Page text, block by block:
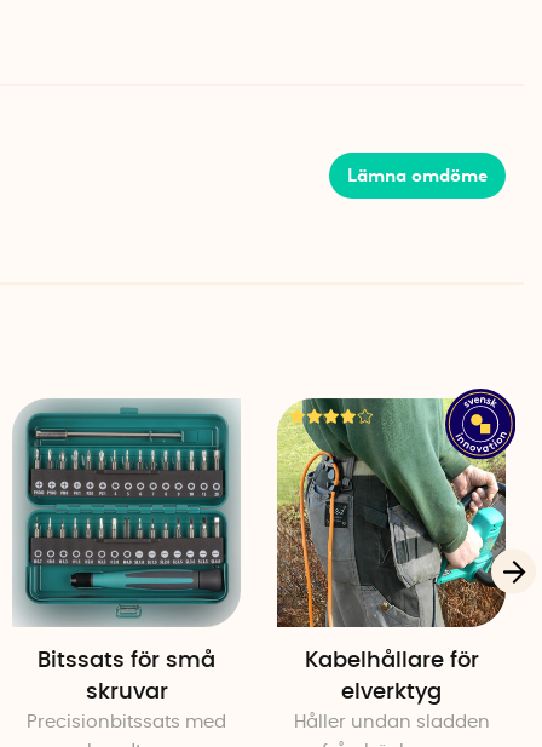
bältesögla och en kraftig metallklämma, vilket gör att
Hammarhållaren är tillverkad av förstärkt
Lämna omdöme
Bitssats för små
skruvar
Precisionbitssats med
Kabelhållare för
elverktyg
Håller undan sladden